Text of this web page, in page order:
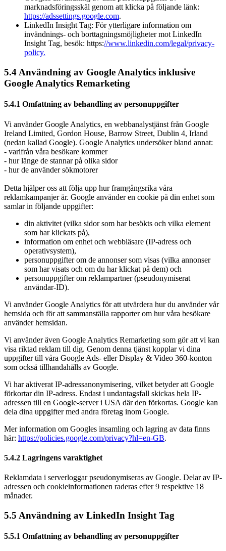
marknadsföringsskäl genom att klicka på följande länk:
https://adssettings.google.com.
LinkedIn Insight Tag: För ytterligare information om
invändnings- och borttagningsmöjligheter mot LinkedIn
Insight Tag, besök: https://www.linkedin.com/legal/privacy-
policy.
5.4 Användning av Google Analytics inklusive
Google Analytics Remarketing
5.4.1 Omfattning av behandling av personuppgifter
Vi använder Google Analytics, en webbanalystjänst från Google
Ireland Limited, Gordon House, Barrow Street, Dublin 4, Irland
(nedan kallad Google). Google Analytics undersöker bland annat:
- varifrån våra besökare kommer
- hur länge de stannar på olika sidor
- hur de använder sökmotorer
Detta hjälper oss att följa upp hur framgångsrika våra
reklamkampanjer är. Google använder en cookie på din enhet som
samlar in följande uppgifter:
din aktivitet (vilka sidor som har besökts och vilka element
som har klickats på),
information om enhet och webbläsare (IP-adress och
operativsystem),
personuppgifter om de annonser som visas (vilka annonser
som har visats och om du har klickat på dem) och
personuppgifter om reklampartner (pseudonymiserat
användar-ID).
Vi använder Google Analytics för att utvärdera hur du använder vår
hemsida och för att sammanställa rapporter om hur våra besökare
använder hemsidan.
Vi använder även Google Analytics Remarketing som gör att vi kan
visa riktad reklam till dig. Genom denna tjänst kopplar vi dina
uppgifter till våra Google Ads- eller Display & Video 360-konton
som också tillhandahålls av Google.
Vi har aktiverat IP-adressanonymisering, vilket betyder att Google
förkortar din IP-adress. Endast i undantagsfall skickas hela IP-
adressen till en Google-server i USA där den förkortas. Google kan
dela dina uppgifter med andra företag inom Google.
Mer information om Googles insamling och lagring av data finns
här: https://policies.google.com/privacy?hl=en-GB.
5.4.2 Lagringens varaktighet
Reklamdata i serverloggar pseudonymiseras av Google. Delar av IP-
adressen och cookie­informationen raderas efter 9 respektive 18
månader.
5.5 Användning av LinkedIn Insight Tag
5.5.1 Omfattning av behandling av personuppgifter